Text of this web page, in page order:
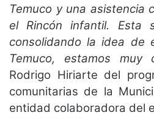
Temuco y una asistencia
el Rincón infantil. Esta
consolidando la idea de
Temuco, estamos muy
Rodrigo Hiriarte del
comunitarias de la
entidad colaboradora del